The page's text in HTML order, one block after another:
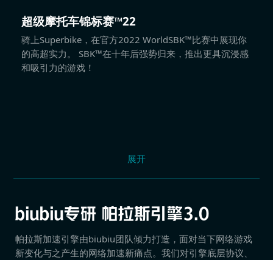
超级摩托车锦标赛™22
骑上Superbike，在官方2022 WorldSBK™比赛中展现你
的高超实力。 SBK™在十年后强势归来，推出更具沉浸感
和吸引力的游戏！
展开
帕拉斯加速引擎由biubiu团队倾力打造，面对当下网络游戏
新变化与之产生的网络加速新痛点。我们对引擎底层协议、